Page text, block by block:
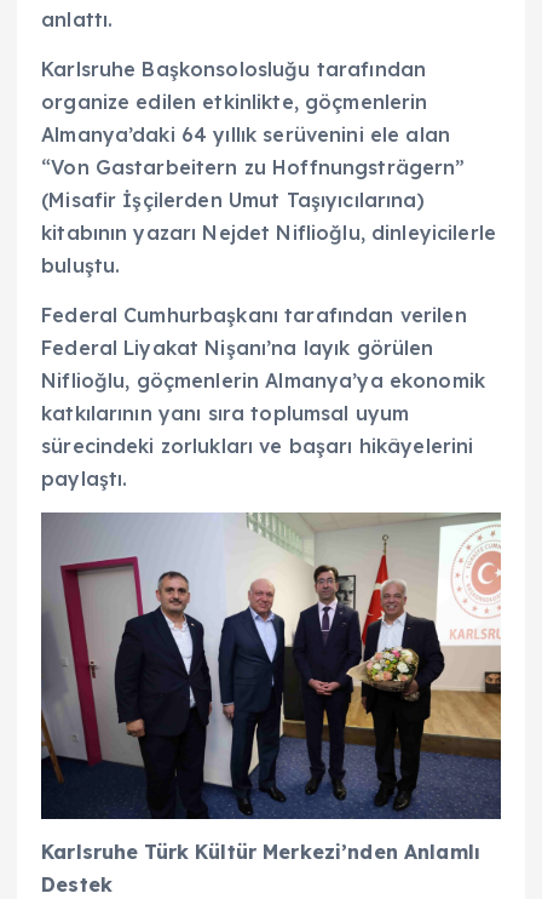
anlattı.
Karlsruhe Başkonsolosluğu tarafından
organize edilen etkinlikte, göçmenlerin
Almanya’daki 64 yıllık serüvenini ele alan
“Von Gastarbeitern zu Hoffnungsträgern”
(Misafir İşçilerden Umut Taşıyıcılarına)
kitabının yazarı Nejdet Niflioğlu, dinleyicilerle
buluştu.
Federal Cumhurbaşkanı tarafından verilen
Federal Liyakat Nişanı’na layık görülen
Niflioğlu, göçmenlerin Almanya’ya ekonomik
katkılarının yanı sıra toplumsal uyum
sürecindeki zorlukları ve başarı hikâyelerini
paylaştı.
Karlsruhe Türk Kültür Merkezi’nden Anlamlı
Destek